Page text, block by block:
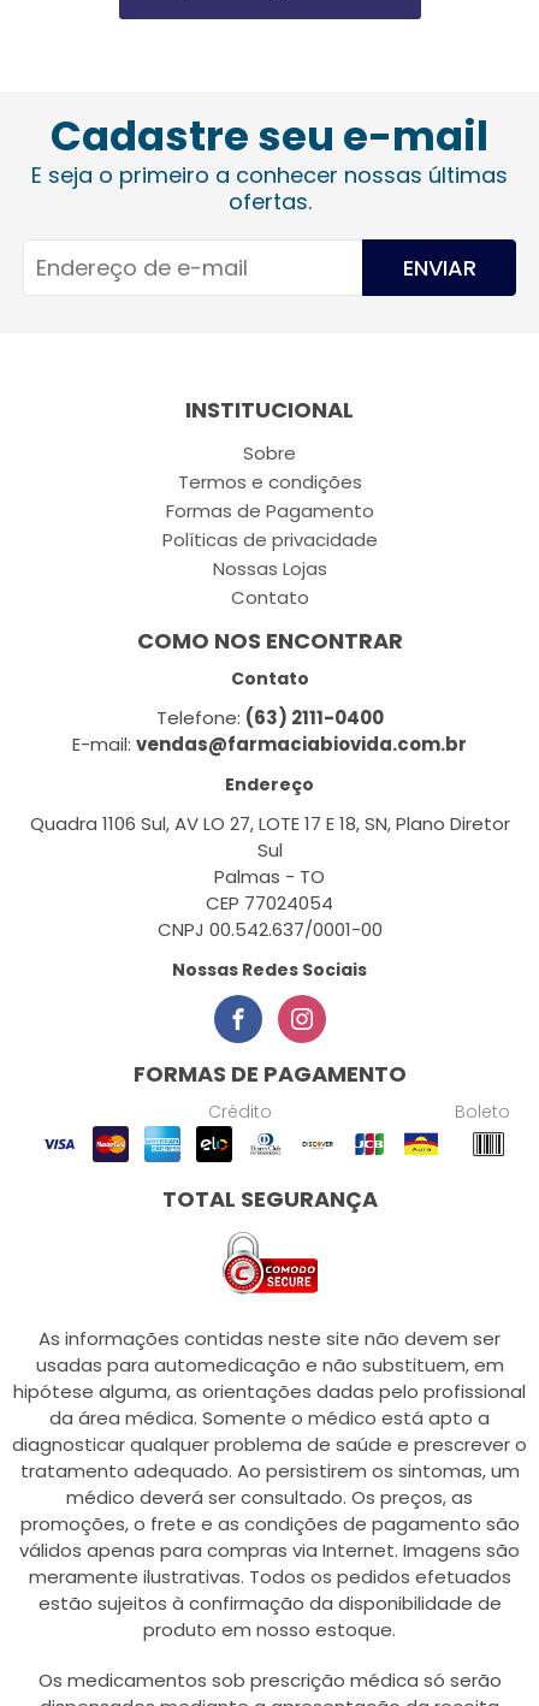
Cadastre seu e-mail
E seja o primeiro a conhecer nossas últimas
ofertas.
ENVIAR
INSTITUCIONAL
Sobre
Termos e condições
Formas de Pagamento
Políticas de privacidade
Nossas Lojas
Contato
COMO NOS ENCONTRAR
Contato
Telefone: (63) 2111-0400
E-mail: vendas@farmaciabiovida.com.br
Endereço
Quadra 1106 Sul, AV LO 27, LOTE 17 E 18, SN, Plano Diretor
Sul
Palmas - TO
CEP 77024054
CNPJ 00.542.637/0001-00
Nossas Redes Sociais
FORMAS DE PAGAMENTO
Crédito Boleto
TOTAL SEGURANÇA
As informações contidas neste site não devem ser
usadas para automedicação e não substituem, em
hipótese alguma, as orientações dadas pelo profissional
da área médica. Somente o médico está apto a
diagnosticar qualquer problema de saúde e prescrever o
tratamento adequado. Ao persistirem os sintomas, um
médico deverá ser consultado. Os preços, as
promoções, o frete e as condições de pagamento são
válidos apenas para compras via Internet. Imagens são
meramente ilustrativas. Todos os pedidos efetuados
estão sujeitos à confirmação da disponibilidade de
produto em nosso estoque.
Os medicamentos sob prescrição médica só serão